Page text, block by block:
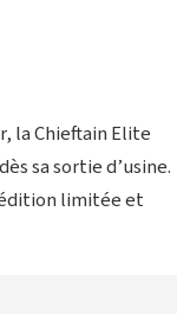
la Chieftain Elite
sa sortie d’usine.
limitée et